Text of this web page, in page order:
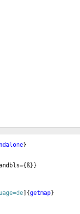
}
{ ß}}
{getmap}